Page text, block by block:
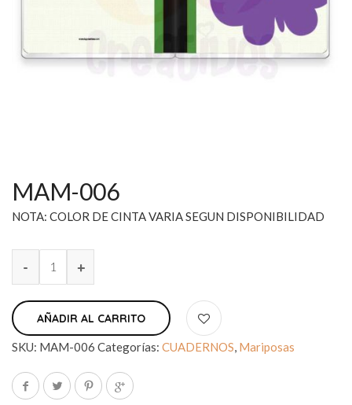
MAM-006
NOTA: COLOR DE CINTA VARIA SEGUN DISPONIBILIDAD
AÑADIR AL CARRITO
SKU: MAM-006 Categorías: CUADERNOS, Mariposas